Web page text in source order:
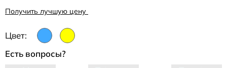
Получить лучшую цену
Цвет:
Есть вопросы?